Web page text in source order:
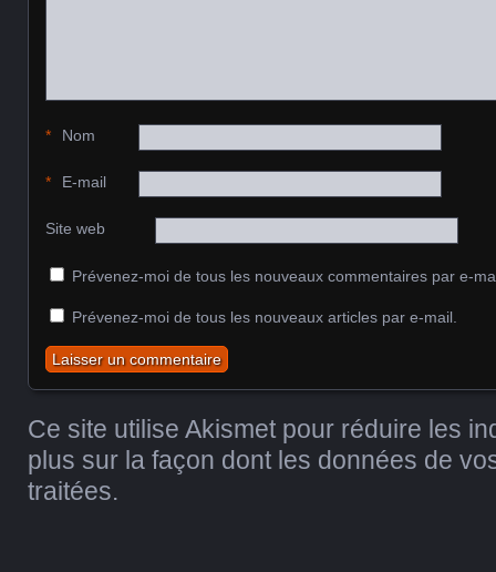
Nom
*
E-mail
*
Site web
Prévenez-moi de tous les nouveaux commentaires par e-
Prévenez-moi de tous les nouveaux articles par e-mail.
Ce site utilise Akismet pour réduire les
plus sur la façon dont les données de
traitées.